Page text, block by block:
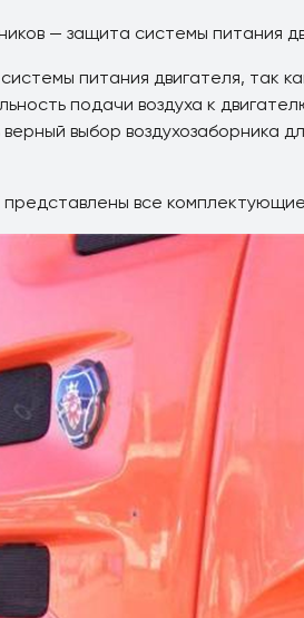
— защита системы питания
питания двигателя, так
подачи воздуха к
выбор воздухозаборника
все